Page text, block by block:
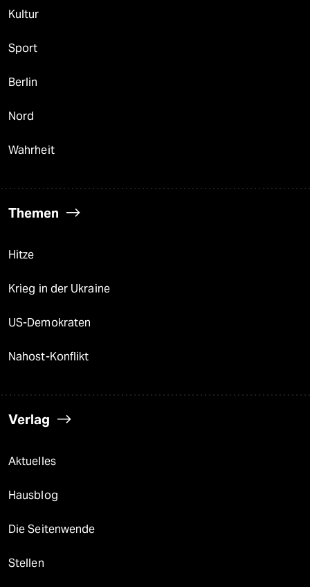
Kultur
Sport
Berlin
Nord
Wahrheit
Themen
Hitze
Krieg in der Ukraine
US-Demokraten
Nahost-Konflikt
Verlag
Aktuelles
Hausblog
Die Seitenwende
Stellen